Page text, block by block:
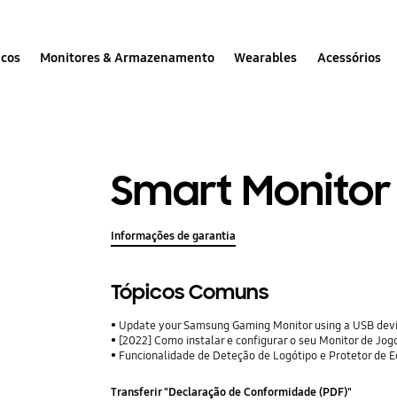
Monitores & Armazenamento Wearables Acessórios
Smart Monitor
Informações de garantia
Tópicos Comuns
Update your Samsung Gaming Monitor using a USB
[2022] Como instalar e configurar o seu Monitor de
Funcionalidade de Deteção de Logótipo e Protetor de
Transferir "Declaração de Conformidade (PDF)"